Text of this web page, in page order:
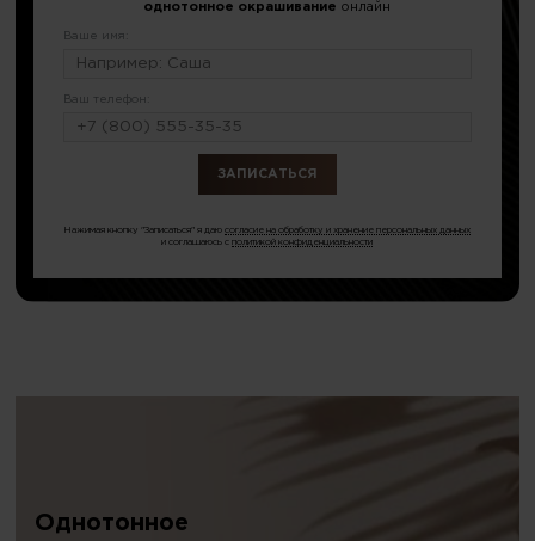
однотонное окрашивание онлайн
Ваше имя:
Ваш телефон:
Нажимая кнопку "Записаться" я даюсогласие на обработку и хранение персональных данных
и соглашаюсь сполитикой конфиденциальности
Однотонное